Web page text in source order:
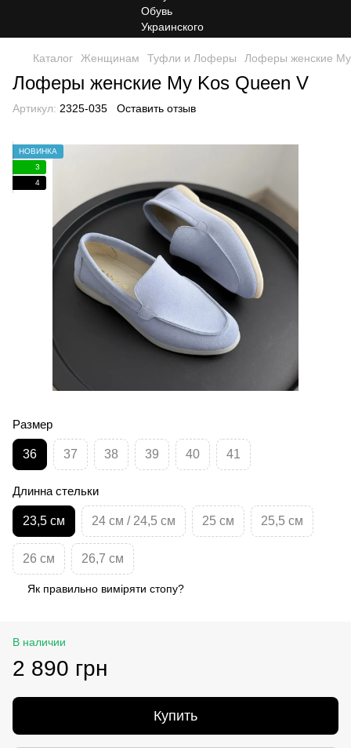
Каталог Женщинам Туфли и Лоферы Лоферы женские
Лоферы женские My Kos Queen V
Артикул: 2325-035 Оставить отзыв
НОВИНКА
3
4
Размер
36 37 38 39 40 41
Длинна стельки
23,5 см 24 см / 24,5 см 25 см 25,5 см
26 см 26,7 см
Як правильно виміряти стопу?
В наличии
2 890 грн
Купить